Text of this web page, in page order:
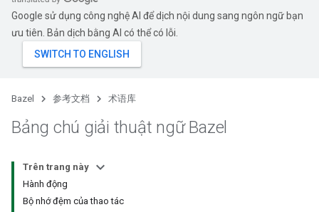
Google sử dụng công nghệ AI để dịch nội dung sang ngôn ngữ bạn
ưu tiên. Bản dịch bằng AI có thể có lỗi.
Bazel 参考文档 术语库
Bảng chú giải thuật ngữ Bazel
Trên trang này
Hành động
Bộ nhớ đệm của thao tác